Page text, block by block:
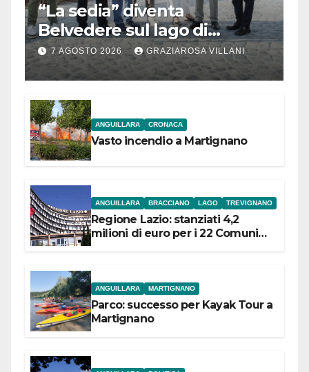
“La sedia” diventa
Belvedere sul lago di
Bracciano: ieri
l’inaugurazione
7 AGOSTO 2026 GRAZIAROSA VILLANI
ANGUILLARA CRONACA
Vasto incendio a Martignano
ANGUILLARA BRACCIANO LAGO TREVIGNANO
Regione Lazio: stanziati 4,2
milioni di euro per i 22 Comuni
ANGUILLARA MARTIGNANO
Parco: successo per Kayak Tour a
Martignano